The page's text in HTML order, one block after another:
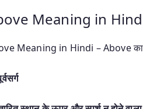
Meaning in
Meaning in Hindi – Above का